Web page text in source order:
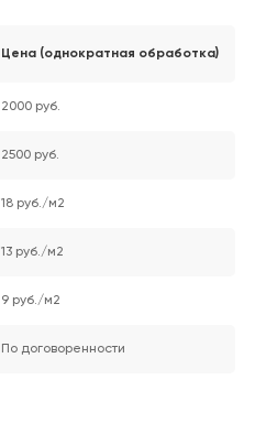
Цена (однократная обработка)
2000 руб.
2500 руб.
18 руб./м2
13 руб./м2
9 руб./м2
По договоренности